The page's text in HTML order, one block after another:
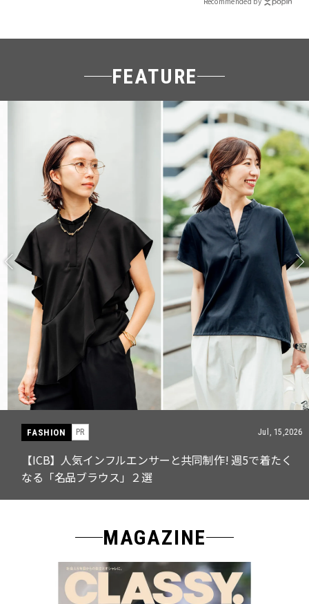
FEATURE
FASHION Jul, 15,2026
【ICB】人気インフルエンサーと共同制作! 週5で着たく
なる「名品ブラウス」２選
MAGAZINE